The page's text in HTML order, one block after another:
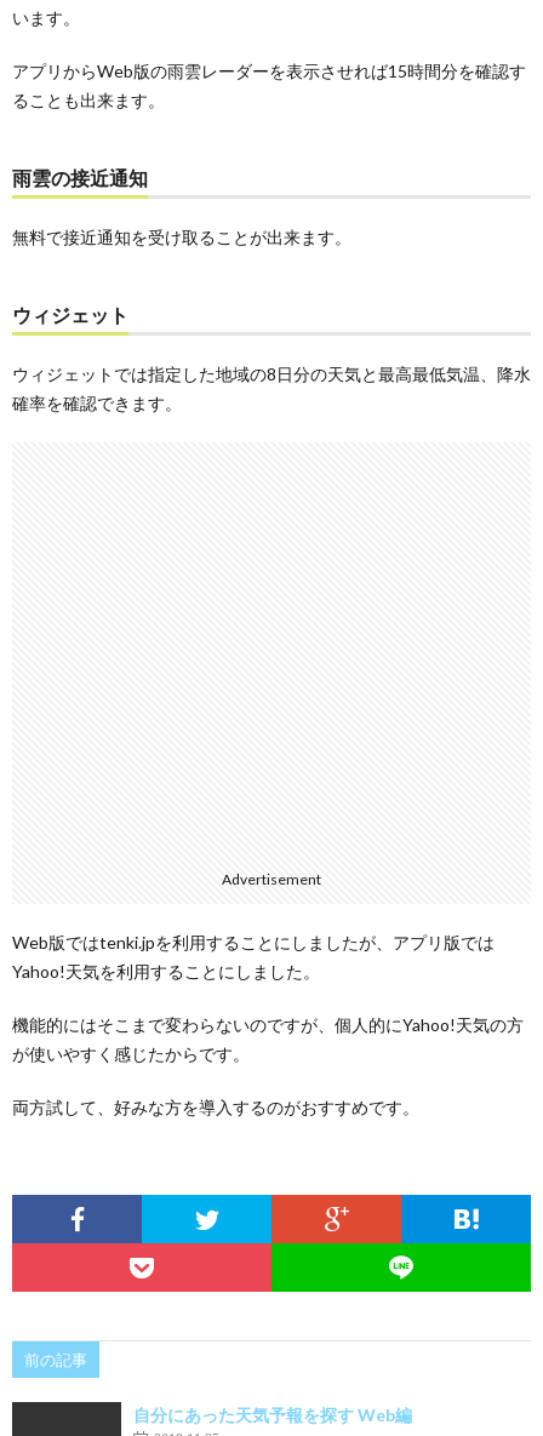
います。
アプリからWeb版の雨雲レーダーを表示させれば15時間分を確認す
ることも出来ます。
雨雲の接近通知
無料で接近通知を受け取ることが出来ます。
ウィジェット
ウィジェットでは指定した地域の8日分の天気と最高最低気温、降水
確率を確認できます。
Advertisement
Web版ではtenki.jpを利用することにしましたが、アプリ版では
Yahoo!天気を利用することにしました。
機能的にはそこまで変わらないのですが、個人的にYahoo!天気の方
が使いやすく感じたからです。
両方試して、好みな方を導入するのがおすすめです。
前の記事
自分にあった天気予報を探す Web編